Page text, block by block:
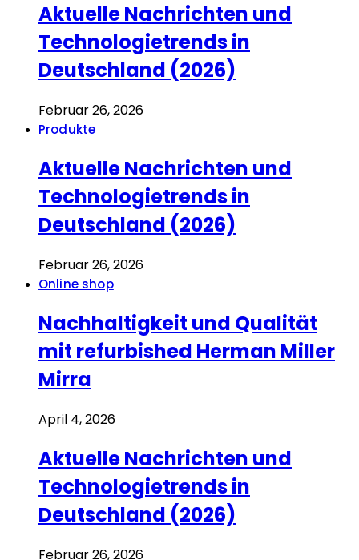
Aktuelle Nachrichten und
Technologietrends in
Deutschland (2026)
Februar 26, 2026
Produkte
Aktuelle Nachrichten und
Technologietrends in
Deutschland (2026)
Februar 26, 2026
Online shop
Nachhaltigkeit und Qualität
mit refurbished Herman Miller
Mirra
April 4, 2026
Aktuelle Nachrichten und
Technologietrends in
Deutschland (2026)
Februar 26, 2026